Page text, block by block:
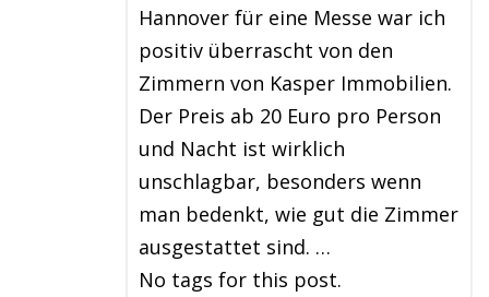
Hannover für eine Messe war ich
positiv überrascht von den
Zimmern von Kasper Immobilien.
Der Preis ab 20 Euro pro Person
und Nacht ist wirklich
unschlagbar, besonders wenn
man bedenkt, wie gut die Zimmer
ausgestattet sind. …
No tags for this post.